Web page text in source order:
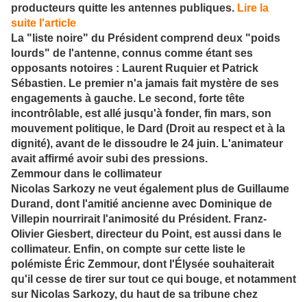
producteurs quitte les antennes publiques. Lire la
suite l'article
La "liste noire" du Président comprend deux "poids
lourds" de l'antenne, connus comme étant ses
opposants notoires : Laurent Ruquier et Patrick
Sébastien. Le premier n'a jamais fait mystère de ses
engagements à gauche. Le second, forte tête
incontrôlable, est allé jusqu'à fonder, fin mars, son
mouvement politique, le Dard (Droit au respect et à la
dignité), avant de le dissoudre le 24 juin. L'animateur
avait affirmé avoir subi des pressions.
Zemmour dans le collimateur
Nicolas Sarkozy ne veut également plus de Guillaume
Durand, dont l'amitié ancienne avec Dominique de
Villepin nourrirait l'animosité du Président. Franz-
Olivier Giesbert, directeur du Point, est aussi dans le
collimateur. Enfin, on compte sur cette liste le
polémiste Éric Zemmour, dont l'Élysée souhaiterait
qu'il cesse de tirer sur tout ce qui bouge, et notamment
sur Nicolas Sarkozy, du haut de sa tribune chez